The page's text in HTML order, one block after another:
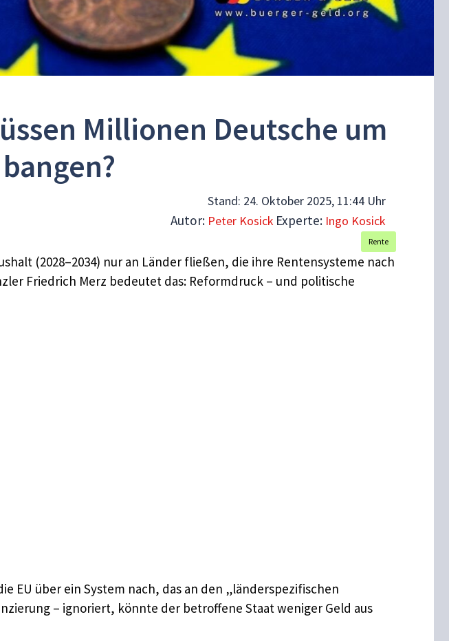
Millionen Deutsche um
Stand: 24. Oktober 2025, 11:44 Uhr
Autor: Peter Kosick Experte: Ingo Kosick
Rente
(2028–2034) nur an Länder fließen, die ihre Rentensysteme nach
Friedrich Merz bedeutet das: Reformdruck – und politische
EU über ein System nach, das an den „länderspezifischen
– ignoriert, könnte der betroffene Staat weniger Geld aus